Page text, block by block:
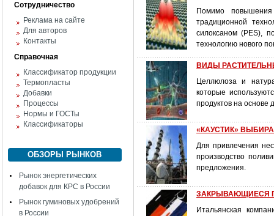
Сотрудничество
Реклама на сайте
Для авторов
Контакты
Справочная
Классификатор продукции
Термопласты
Добавки
Процессы
Нормы и ГОСТы
Классификаторы
ОБЗОРЫ РЫНКОВ
Рынок энергетических
добавок для КРС в России
Рынок гуминовых удобрений
в России
Помимо повышения
традиционной
силоксаном (PES),
технологию нового
ВИДЫ
Целлюлоза и
которые
продуктов на основе
«КАУСТИК»
Для привлечения
производство
предложения.
ЗАКРЫВАЮЩИЕСЯ
Итальянская